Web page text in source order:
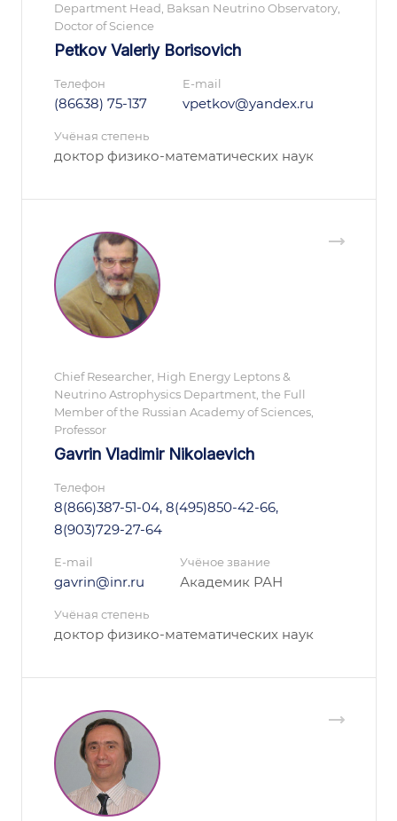
Department Head, Baksan Neutrino Observatory,
Doctor of Science
Petkov Valeriy Borisovich
Телефон
(86638) 75-137
E-mail
vpetkov@yandex.ru
Учёная степень
доктор физико-математических наук
Chief Researcher, High Energy Leptons &
Neutrino Astrophysics Department, the Full
Member of the Russian Academy of Sciences,
Professor
Gavrin Vladimir Nikolaevich
Телефон
8(866)387-51-04, 8(495)850-42-66,
8(903)729-27-64
E-mail
gavrin@inr.ru
Учёное звание
Академик РАН
Учёная степень
доктор физико-математических наук